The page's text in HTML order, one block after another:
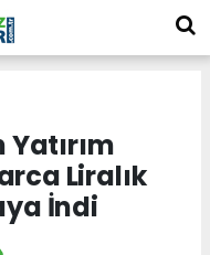
Yatırım
Liralık
İndi